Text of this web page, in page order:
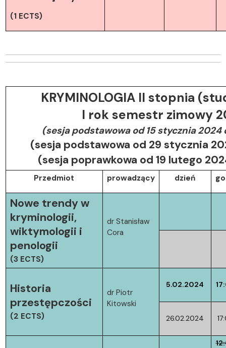
(1 ECTS)
KRYMINOLOGIA II stopnia
I rok semestr zimowy
(sesja podstawowa od 15 stycznia
(sesja podstawowa od 29 stycznia
(sesja poprawkowa od 19 lutego
Przedmiot prowadzący dzień
Nowe trendy w
kryminologii,
wiktymologii i
penologii
(3 ECTS)
dr Stanisław
Cora
Historia
przestępczości
(2 ECTS)
dr Piotr
Kitowski
5.02.2024
26.02.2024